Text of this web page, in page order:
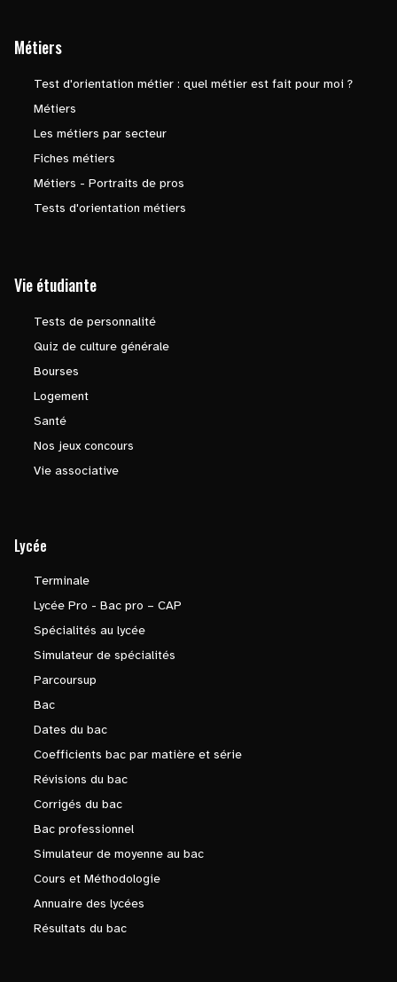
Métiers
Test d'orientation métier : quel métier est fait pour moi ?
Métiers
Les métiers par secteur
Fiches métiers
Métiers - Portraits de pros
Tests d'orientation métiers
Vie étudiante
Tests de personnalité
Quiz de culture générale
Bourses
Logement
Santé
Nos jeux concours
Vie associative
Lycée
Terminale
Lycée Pro - Bac pro – CAP
Spécialités au lycée
Simulateur de spécialités
Parcoursup
Bac
Dates du bac
Coefficients bac par matière et série
Révisions du bac
Corrigés du bac
Bac professionnel
Simulateur de moyenne au bac
Cours et Méthodologie
Annuaire des lycées
Résultats du bac